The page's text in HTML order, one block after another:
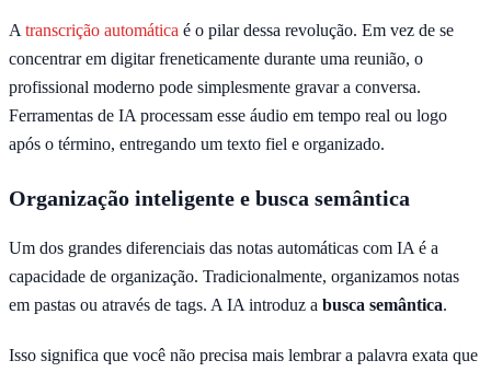
A transcrição automática é o pilar dessa revolução. Em vez de se
concentrar em digitar freneticamente durante uma reunião, o
profissional moderno pode simplesmente gravar a conversa.
Ferramentas de IA processam esse áudio em tempo real ou logo
após o término, entregando um texto fiel e organizado.
Organização inteligente e busca semântica
Um dos grandes diferenciais das notas automáticas com IA é a
capacidade de organização. Tradicionalmente, organizamos notas
em pastas ou através de tags. A IA introduz a busca semântica.
Isso significa que você não precisa mais lembrar a palavra exata que